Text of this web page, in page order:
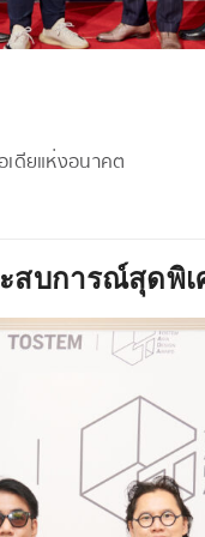
เดียแห่งอนาคต
สบการณ์สุดพิ